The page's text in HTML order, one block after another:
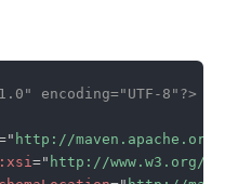
encoding="UTF-8"?>
" http://maven.apache.org/
xsi =" http://www.w3.org/